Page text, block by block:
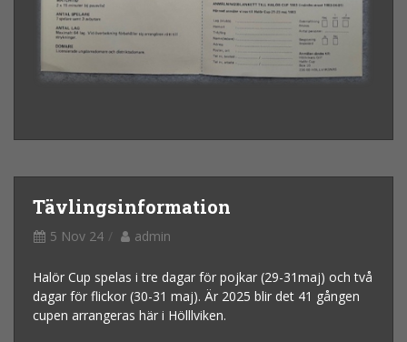
Tävlingsinformation
5 Nov 24 admin
Halör Cup spelas i tre dagar för pojkar (29-31maj) och två
dagar för flickor (30-31 maj). Är 2025 blir det 41 gången
cupen arrangeras här i Hölllviken.